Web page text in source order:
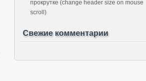
прокрутке (change header size on mouse
scroll)
Свежие комментарии